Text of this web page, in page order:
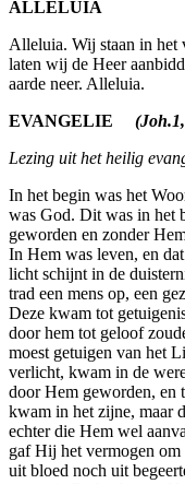
ALLELUIA
Alleluia. Wij staan in het
laten wij de Heer
aarde neer. Alleluia.
EVANGELIE (Joh.1,
Lezing uit het heilig
In het begin was het
was God. Dit was in het
geworden en zonder
In Hem was leven, en
licht schijnt in de
trad een mens op, een
Deze kwam tot
door hem tot geloof
moest getuigen van het
verlicht, kwam in de
door Hem geworden, en
kwam in het zijne, maar
echter die Hem wel
gaf Hij het vermogen
uit bloed noch uit